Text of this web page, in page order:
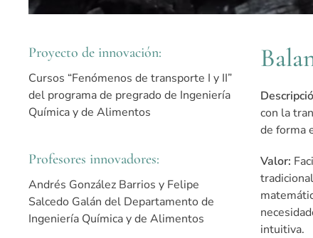
Proyecto de innovación:
Cursos “Fenómenos de transporte I y II”
del programa de pregrado de Ingeniería
Química y de Alimentos
Profesores innovadores:
Andrés González Barrios y Felipe
Salcedo Galán del Departamento de
Ingeniería Química y de Alimentos
con la
de forma
Valor:
intuitiva.